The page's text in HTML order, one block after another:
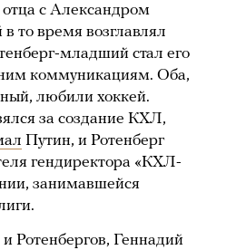
отца с Александром
то время возглавлял
младший стал его
коммуникациям. Оба,
любили хоккей.
за создание КХЛ,
Путин, и Ротенберг
гендиректора «КХЛ-
занимавшейся
Ротенбергов, Геннадий